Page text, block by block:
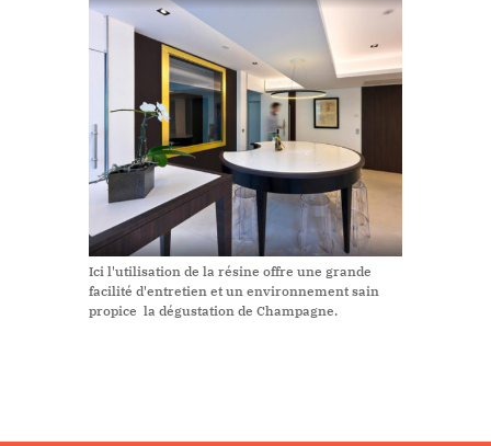
Ici l'utilisation de la résine offre une grande
facilité d'entretien et un environnement sain
propice la dégustation de Champagne.